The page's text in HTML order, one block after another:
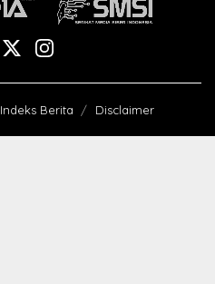
Indeks Berita Disclaimer